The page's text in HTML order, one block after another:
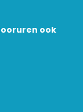
ook